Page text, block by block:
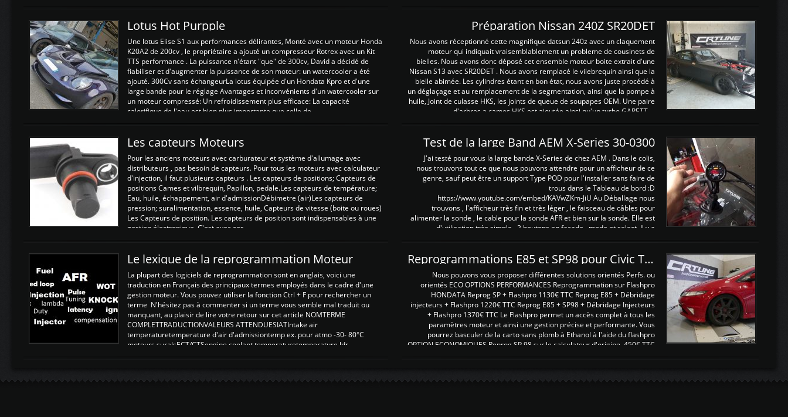
Lotus Hot Purpple
Une lotus Elise S1 aux performances délirantes, Monté avec un moteur Honda
K20A2 de 200cv , le propriétaire a ajouté un compresseur Rotrex avec un Kit
TTS performance . La puissance n'étant "que" de 300cv, David a décidé de
fiabiliser et d'augmenter la puissance de son moteur: un watercooler a été
ajouté. 300Cv sans échangeurLa lotus équipée d'un Hondata Kpro et d'une
large bande pour le réglage Avantages et inconvénients d'un watercooler sur
un moteur compressé: Un refroidissement plus efficace: La capacité
calorifique de l'eau est bien plus importante que celle de ...
Préparation Nissan 240Z SR20DET
Nous avons réceptionné cette magnifique datsun 240z avec un claquement
moteur qui indiquait vraisemblablement un probleme de cousinets de
bielles. Nous avons donc déposé cet ensemble moteur boite extrait d'une
Nissan S13 avec SR20DET . Nous avons remplacé le vilebrequin ainsi que la
bielle abimée. Les cylindres étant en bon état, nous avons juste procédé à
un déglaçage et au remplacement de la segmentation, ainsi que la pompe à
huile, Joint de culasse HKS, les joints de queue de soupapes OEM. Une paire
d'arbres a cames HKS est ajoutée ainsi qu'un turbo GARETT ...
Les capteurs Moteurs
Pour les anciens moteurs avec carburateur et système d'allumage avec
distributeurs , pas besoin de capteurs. Pour tous les moteurs avec calculateur
d'injection, il faut plusieurs capteurs . Les capteurs de positions; Capteurs de
positions Cames et vilbrequin, Papillon, pedale.Les capteurs de température;
Eau, huile, échappement, air d'admissionDébimetre (air)Les capteurs de
pression; suralimentation, essence, huile, Capteurs de vitesse (boite ou roues)
Les Capteurs de position. Les capteurs de position sont indispensables à une
gestion électronique. C'est avec ces ...
Test de la large Band AEM X-Series 30-0300
J'ai testé pour vous la large bande X-Series de chez AEM . Dans le colis,
nous trouvons tout ce que nous pouvons attendre pour un afficheur de ce
genre, sauf peut être un support Type POD pour l'installer sans faire de
trous dans le Tableau de bord :D
https://www.youtube.com/embed/KAVwZKm-JiU Au Déballage nous
trouvons , l'afficheur très fin et très léger , le faisceau de câbles pour
alimenter la sonde , le cable pour la sonde AFR et bien sur la sonde. Elle est
d'utilisation très simple , 2 boutons en façade , mode et select. Il y a
Le lexique de la reprogrammation Moteur
La plupart des logiciels de reprogrammation sont en anglais, voici une
traduction en Français des principaux termes employés dans le cadre d'une
gestion moteur. Vous pouvez utiliser la fonction Ctrl + F pour rechercher un
terme N'hésitez pas à commenter si un terme vous semble mal traduit ou
manquant, au plaisir de lire votre retour sur cet article NOMTERME
COMPLETTRADUCTIONVALEURS ATTENDUESIATIntake air
temperaturetemperature d'air d'admissiontemp ex. pour atmo -30- 80°C
moteurs suralsECT/CTSengine coolant temperaturetemperature ldr
Reprogrammations E85 et SP98 pour Civic Type R FN2
Nous pouvons vous proposer différentes solutions orientés Perfs. ou
orientés ECO OPTIONS PERFORMANCES Reprogrammation sur Flashpro
HONDATA Reprog SP + Flashpro 1130€ TTC Reprog E85 + Débridage
injecteurs + Flashpro 1220€ TTC Reprog E85 + SP98 + Débridage Injecteurs
+ Flashpro 1370€ TTC Le Flashpro permet un accès complet à tous les
paramètres moteur et ainsi une gestion précise et performante. Vous
pourrez basculer de la carto sans plomb à Ethanol à l'aide du flashpro
OPTION ECONOMIQUES Reprog SP 98 sur le calculateur d'origine 450€ TTC